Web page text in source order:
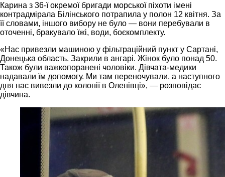
Карина з 36-ї окремої бригади морської піхоти імені
контрадмірала Білінського потрапила у полон 12 квітня. За
її словами, іншого вибору не було — вони перебували в
оточенні, бракувало їжі, води, боєкомплекту.
«Нас привезли машиною у фільтраційний пункт у Сартані,
Донецька область. Закрили в ангарі. Жінок було понад 50.
Також були важкопоранені чоловіки. Дівчата-медики
надавали їм допомогу. Ми там переночували, а наступного
дня нас вивезли до колонії в Оленівці», — розповідає
дівчина.